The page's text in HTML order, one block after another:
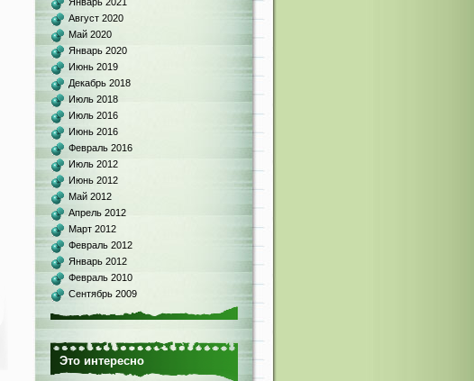
Август 2020
Май 2020
Январь 2020
Июнь 2019
Декабрь 2018
Июль 2018
Июль 2016
Июнь 2016
Февраль 2016
Июль 2012
Июнь 2012
Май 2012
Апрель 2012
Март 2012
Февраль 2012
Январь 2012
Февраль 2010
Сентябрь 2009
Это интересно